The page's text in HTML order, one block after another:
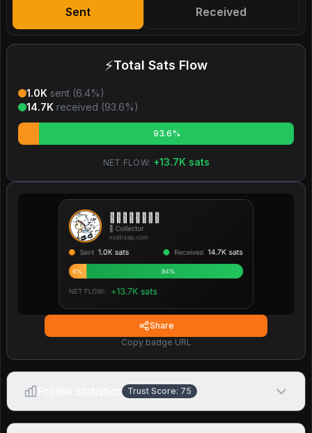
Sent Received
⚡Total Sats Flow
1.0K sent (6.4%)
14.7K received (93.6%)
93.6%
NET FLOW: +13.7K sats
Share
Copy badge URL
Trust Score: 75